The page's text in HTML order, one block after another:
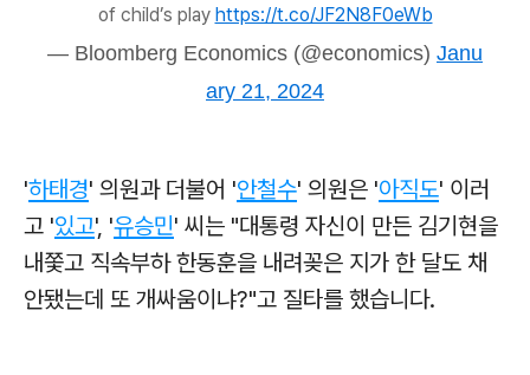
of child’s play https://t.co/JF2N8F0eWb
— Bloomberg Economics (@economics) Janu
ary 21, 2024
'하태경' 의원과 더불어 '안철수' 의원은 '아직도' 이러
고 '있고', '유승민' 씨는 "대통령 자신이 만든 김기현을
내쫓고 직속부하 한동훈을 내려꽂은 지가 한 달도 채
안됐는데 또 개싸움이냐?"고 질타를 했습니다.